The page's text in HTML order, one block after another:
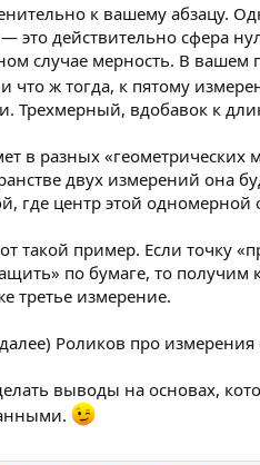
к вашему абзацу.
— это действительно сфера
случае мерность. В вашем
что ж тогда, к пятому
Трехмерный, вдобавок к
в разных «геометрических
двух измерений она
где центр этой
такой пример. Если точку
по бумаге, то
третье измерение.
Роликов про измерения
выводы на основах,